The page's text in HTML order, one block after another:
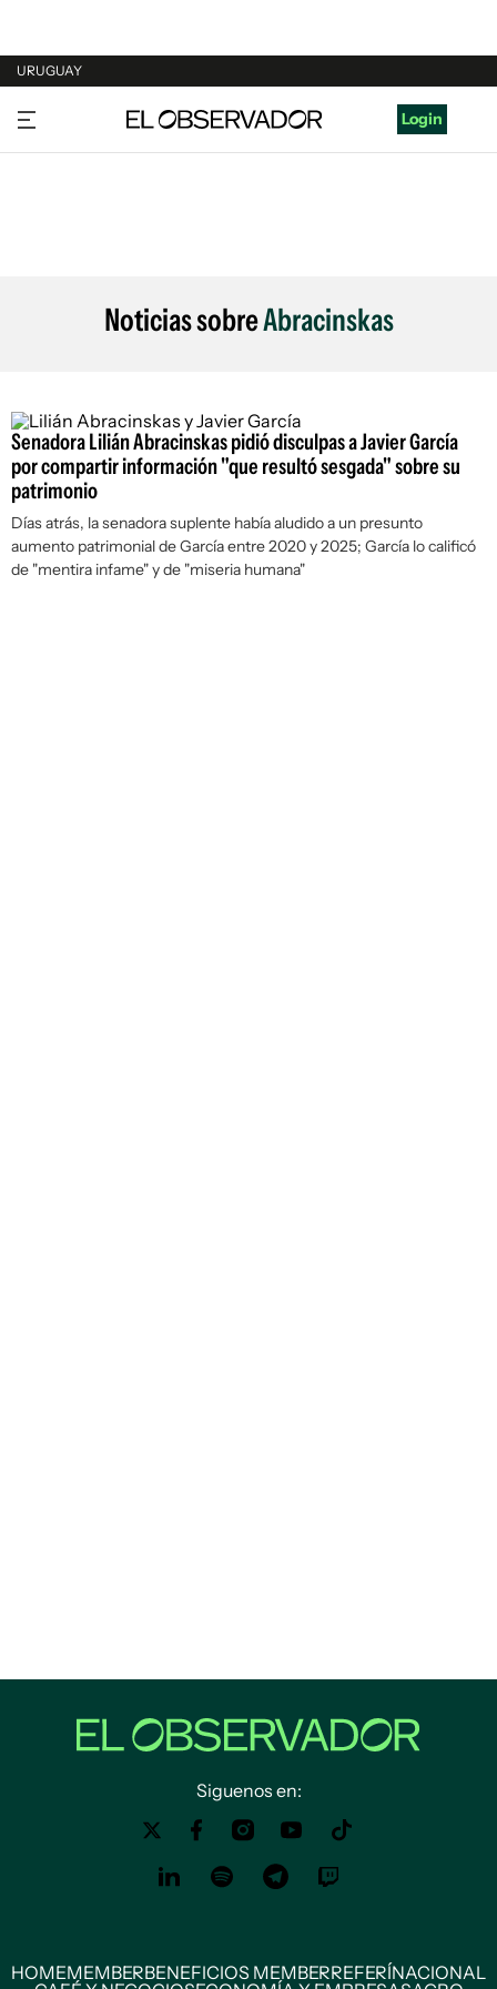
URUGUAY
URUGUAY
ARGENTINA
Login
Noticias sobreAbracinskas
Senadora Lilián Abracinskas pidió disculpas a Javier García
por compartir información "que resultó sesgada" sobre su
patrimonio
Días atrás, la senadora suplente había aludido a un presunto
aumento patrimonial de García entre 2020 y 2025; García lo calificó
de "mentira infame" y de "miseria humana"
Siguenos en:
HOMEMEMBERBENEFICIOS MEMBERREFERÍNACIONAL